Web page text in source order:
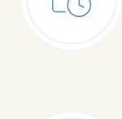
京都府